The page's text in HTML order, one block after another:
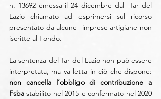
n. 13692 emessa il 24 dicembre dal  Tar del
Lazio chiamato ad esprimersi sul ricorso
presentato da alcune  imprese artigiane non
iscritte al Fondo.
La sentenza del Tar del Lazio non può essere
non cancella l’obbligo di contribuzione a
Fsba stabilito nel 2015 e confermato nel 2020